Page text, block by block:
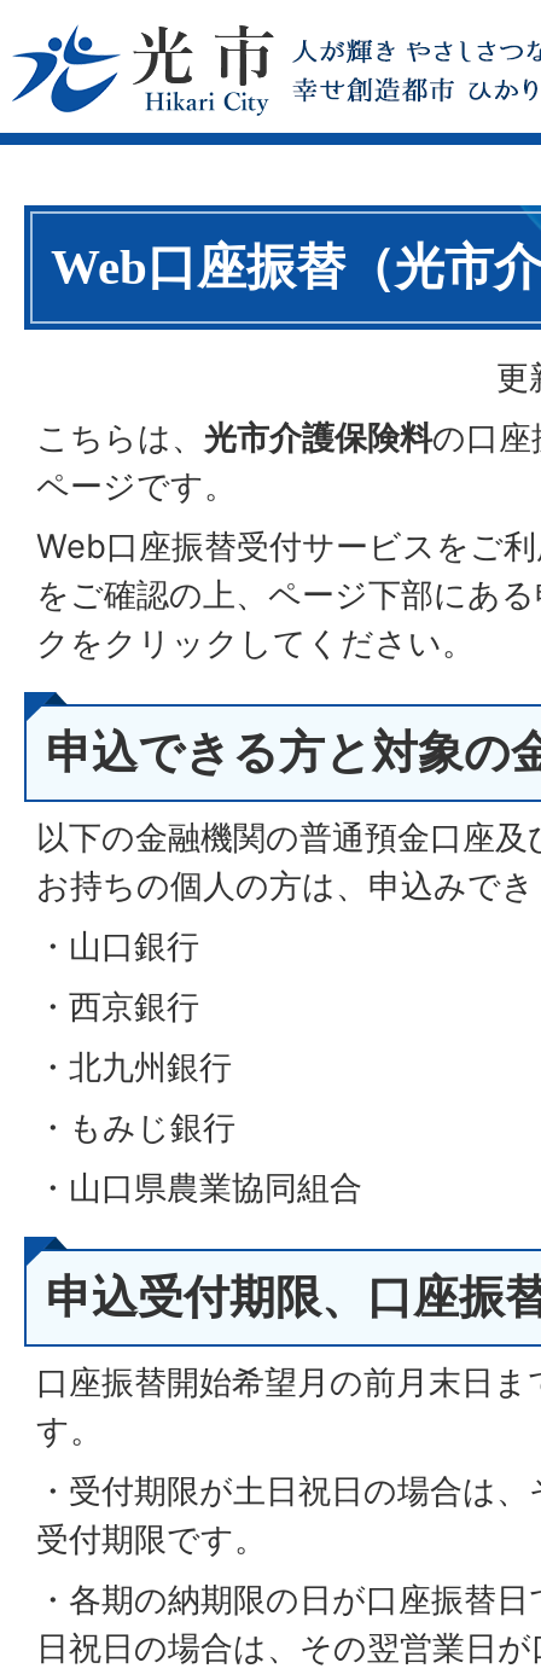
Web口座振替（光市
更
こちらは、 光市介護保険料の口座
ページです。
Web口座振替受付サービスをご
をご確認の上、ページ下部にあ
クをクリックしてください。
申込できる方と対象の
以下の金融機関の普通預金口座
お持ちの個人の方は、申込みで
・山口銀行
・西京銀行
・北九州銀行
・もみじ銀行
・山口県農業協同組合
申込受付期限、口座振
口座振替開始希望月の前月末日
す。
・受付期限が土日祝日の場合は
受付期限です。
・各期の納期限の日が口座振替
日祝日の場合は、その翌営業日